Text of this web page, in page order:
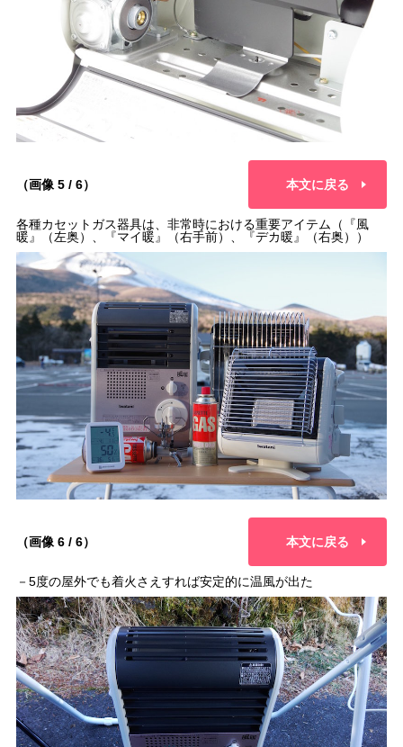
（画像 5 / 6） 本文に戻る
各種カセットガス器具は、非常時における重要アイテム（『風
暖』（左奥）、『マイ暖』（右手前）、『デカ暖』（右奥））
（画像 6 / 6） 本文に戻る
－5度の屋外でも着火さえすれば安定的に温風が出た